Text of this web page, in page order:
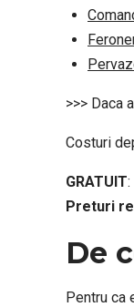
>>> Daca
Costuri
GRATUIT
Preturi
De
Pentru ca